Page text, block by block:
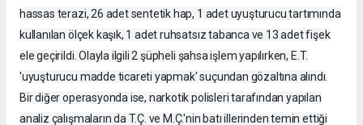
hassas terazi, 26 adet sentetik hap, 1 adet uyuşturucu tartımında
kullanılan ölçek kaşık, 1 adet ruhsatsız tabanca ve 13 adet fişek
ele geçirildi. Olayla ilgili 2 şüpheli şahsa işlem yapılırken, E.T.
'uyuşturucu madde ticareti yapmak' suçundan gözaltına alındı.
Bir diğer operasyonda ise, narkotik polisleri tarafından yapılan
analiz çalışmaların da T.Ç. ve M.Ç.'nin batı illerinden temin ettiği